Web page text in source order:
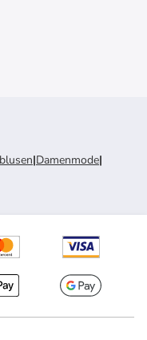
|Damenmode|